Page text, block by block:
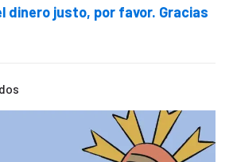
dinero justo, por favor. Gracias